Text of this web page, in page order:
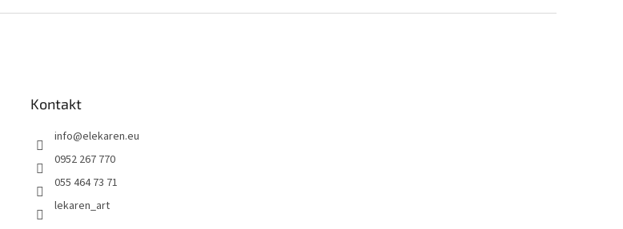
Kontakt
info@elekaren.eu
0952 267 770
055 464 73 71
lekaren_art